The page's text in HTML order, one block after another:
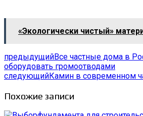
«Экологически чистый»
предыдущийВсе частные дома в
оборудовать громоотводами
следующийКамин в современном
Похожие записи